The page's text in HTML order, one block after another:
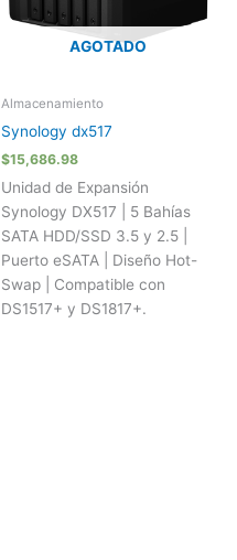
AGOTADO
Almacenamiento
Synology dx517
$15,686.98
Unidad de Expansión
Synology DX517 | 5 Bahías
SATA HDD/SSD 3.5 y 2.5 |
Puerto eSATA | Diseño Hot-
Swap | Compatible con
DS1517+ y DS1817+.